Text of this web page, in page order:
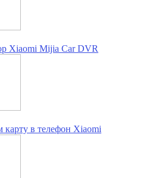
Xiaomi Mijia Car DVR
карту в телефон Xiaomi